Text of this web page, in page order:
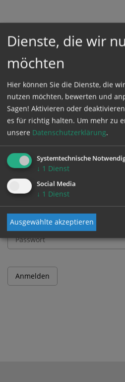
Diese Meldung ist nicht frei
loggen Sie sich ein, oder
ProduktKathpress_online
GESCHÜTZTER BEREICH
Bitte melden Sie sich mit
und Passwort an.
Benutzername
Passwort
Dienste, die wir
möchten
Hier können Sie die Dienste, die
nutzen möchten, bewerten und
Sagen! Aktivieren oder
es für richtig halten. Um mehr zu
unsere Datenschutzerklärung.
Systemtechnische
↓ 1 Dienst
Social Media
↓ 1 Dienst
Ausgewählte akzeptieren